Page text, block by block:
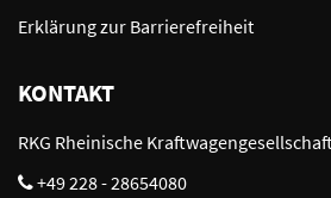
Erklärung zur Barrierefreiheit
KONTAKT
RKG Rheinische
+49 228 - 28654080